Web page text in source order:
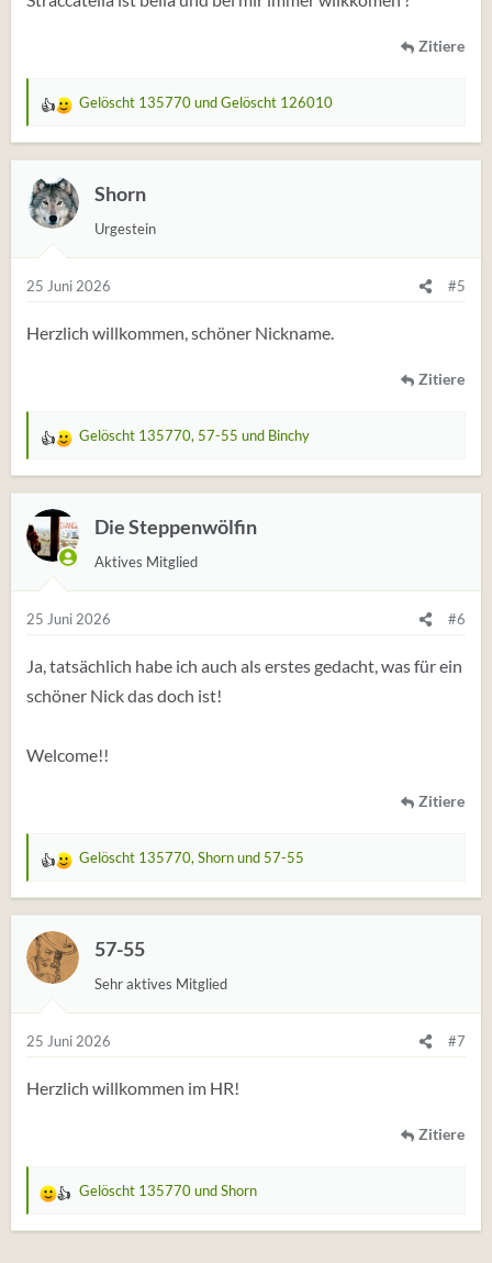
Zitiere
W
r
t
u
n
e
n
:
Gelöscht 135770undGelöscht 126010
Shorn
Urgestein
25 Juni 2026 #5
Herzlich willkommen, schöner Nickname.
Zitiere
W
r
t
u
n
e
n
:
Gelöscht 135770, 57-55 und Binchy
Die Steppenwölfin
Aktives Mitglied
25 Juni 2026 #6
Ja, tatsächlich habe ich auch als erstes gedacht, was für ein
schöner Nick das doch ist!
Welcome!!
Zitiere
W
r
t
u
n
e
n
:
Gelöscht 135770, Shornund 57-55
57-55
Sehr aktives Mitglied
25 Juni 2026 #7
Herzlich willkommen im HR!
Zitiere
W
Gelöscht 135770undShorn